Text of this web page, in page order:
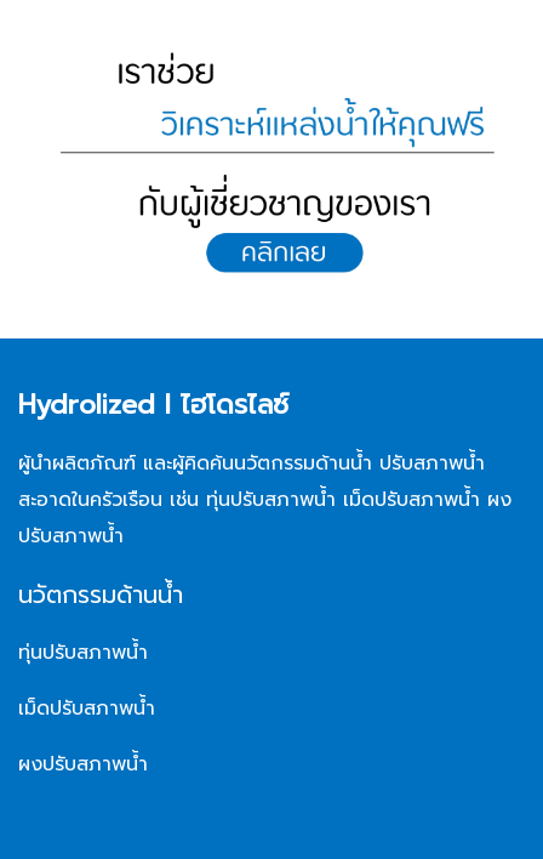
Hydrolized l ไฮโดรไลซ์
ผู้นำผลิตภัณฑ์ และผู้คิดค้นนวัตกรรมด้านน้ำ ปรับสภาพน้ำ
สะอาดในครัวเรือน เช่น ทุ่นปรับสภาพน้ำ เม็ดปรับสภาพน้ำ ผง
ปรับสภาพน้ำ
นวัตกรรมด้านน้ำ
ทุ่นปรับสภาพน้ำ
เม็ดปรับสภาพน้ำ
ผงปรับสภาพน้ำ